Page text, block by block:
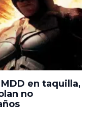
MDD en taquilla,
no